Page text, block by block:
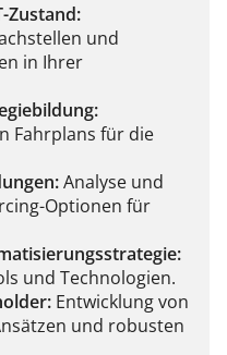
Zustand:
und
in Ihrer
Fahrplans für die
Analyse und
Optionen für
und Technologien.
Entwicklung von
und robusten